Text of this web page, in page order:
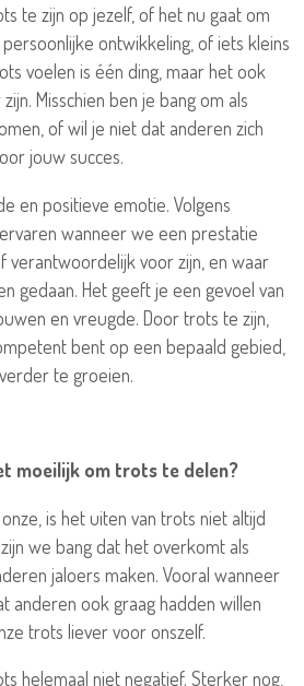
te zijn op jezelf, of het nu gaat om
ontwikkeling, of iets kleins
voelen is één ding, maar het ook
Misschien ben je bang om als
of wil je niet dat anderen zich
jouw succes.
en positieve emotie. Volgens
wanneer we een prestatie
verantwoordelijk voor zijn, en waar
gedaan. Het geeft je een gevoel van
en vreugde. Door trots te zijn,
bent op een bepaald gebied,
te groeien.
moeilijk om trots te delen?
is het uiten van trots niet altijd
we bang dat het overkomt als
jaloers maken. Vooral wanneer
anderen ook graag hadden willen
trots liever voor onszelf.
helemaal niet negatief. Sterker nog,